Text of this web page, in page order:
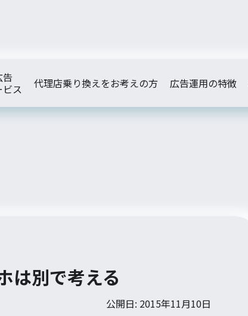
告
ス
代理店乗り換えをお考えの方 広告運用の特徴
は別で考える
公開日: 2015年11月10日